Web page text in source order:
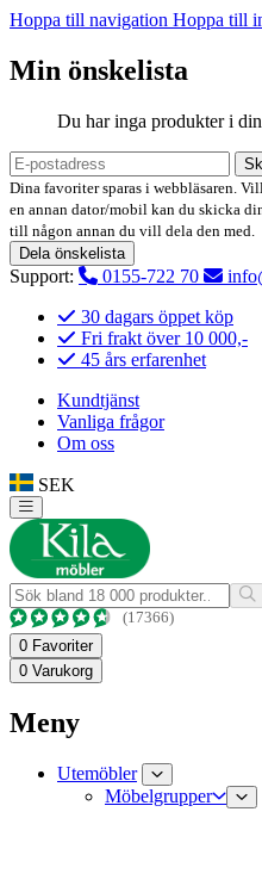
Hoppa till navigation Hoppa till
Min önskelista
Du har inga produkter i
Dina favoriter sparas i webbläsaren.
en annan dator/mobil kan du skicka
till någon annan du vill dela den med.
Dela önskelista
Support: 0155-722 70
30 dagars öppet köp
Fri frakt över 10 000,-
45 års erfarenhet
Kundtjänst
Vanliga frågor
Om oss
SEK
(17366)
0 Favoriter
0 Varukorg
Meny
Utemöbler
Möbelgrupper